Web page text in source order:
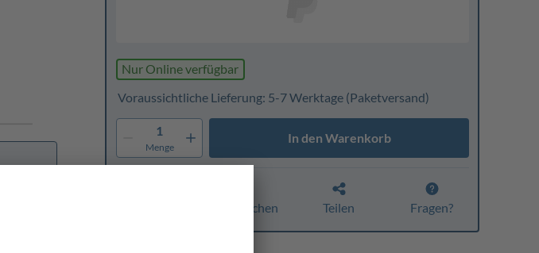
Nur Online verfügbar
Voraussichtliche Lieferung: 5-7 Werktage(Paketversand)
1
Menge
In den Warenkorb
Vergleichen Teilen Fragen?